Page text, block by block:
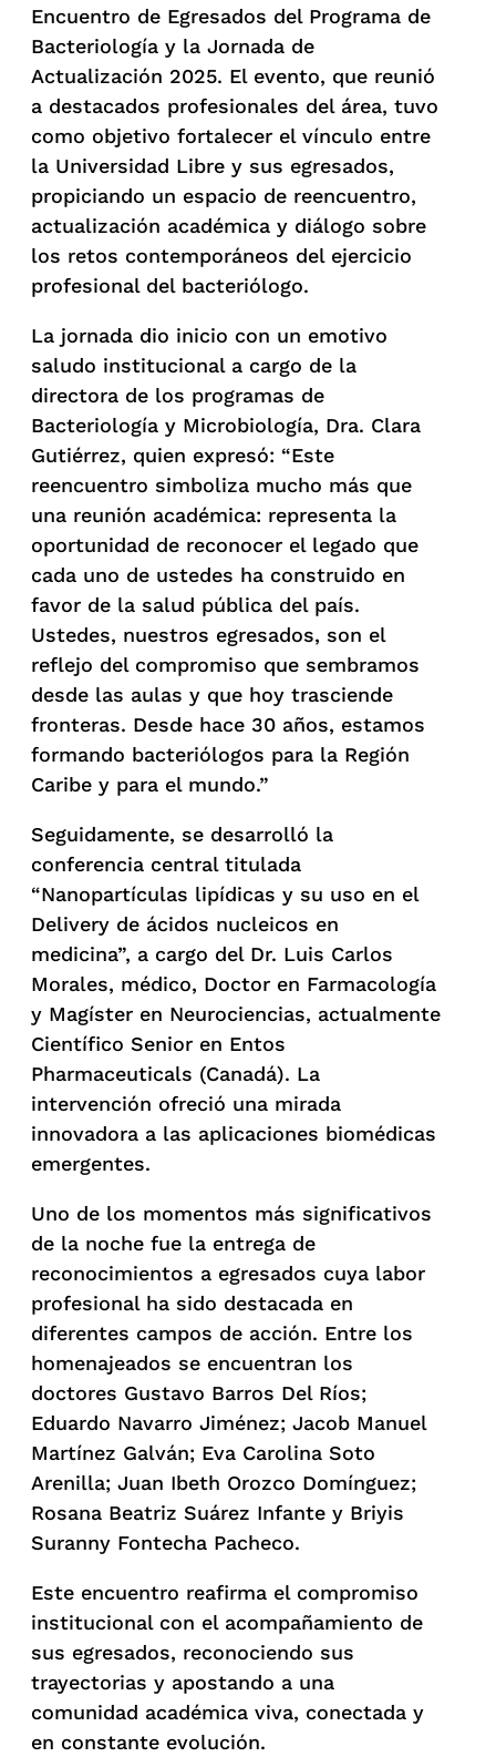
Encuentro de Egresados del Programa de
Bacteriología y la Jornada de
Actualización 2025. El evento, que reunió
a destacados profesionales del área, tuvo
como objetivo fortalecer el vínculo entre
la Universidad Libre y sus egresados,
propiciando un espacio de reencuentro,
actualización académica y diálogo sobre
los retos contemporáneos del ejercicio
profesional del bacteriólogo.
La jornada dio inicio con un emotivo
saludo institucional a cargo de la
directora de los programas de
Bacteriología y Microbiología, Dra. Clara
Gutiérrez, quien expresó: “Este
reencuentro simboliza mucho más que
una reunión académica: representa la
oportunidad de reconocer el legado que
cada uno de ustedes ha construido en
favor de la salud pública del país.
Ustedes, nuestros egresados, son el
reflejo del compromiso que sembramos
desde las aulas y que hoy trasciende
fronteras. Desde hace 30 años, estamos
formando bacteriólogos para la Región
Caribe y para el mundo.”
Seguidamente, se desarrolló la
conferencia central titulada
“Nanopartículas lipídicas y su uso en el
Delivery de ácidos nucleicos en
medicina”, a cargo del Dr. Luis Carlos
Morales, médico, Doctor en Farmacología
y Magíster en Neurociencias, actualmente
Científico Senior en Entos
Pharmaceuticals (Canadá). La
intervención ofreció una mirada
innovadora a las aplicaciones biomédicas
emergentes.
Uno de los momentos más significativos
de la noche fue la entrega de
reconocimientos a egresados cuya labor
profesional ha sido destacada en
diferentes campos de acción. Entre los
homenajeados se encuentran los
doctores Gustavo Barros Del Ríos;
Eduardo Navarro Jiménez; Jacob Manuel
Martínez Galván; Eva Carolina Soto
Arenilla; Juan Ibeth Orozco Domínguez;
Rosana Beatriz Suárez Infante y Briyis
Suranny Fontecha Pacheco.
Este encuentro reafirma el compromiso
institucional con el acompañamiento de
sus egresados, reconociendo sus
trayectorias y apostando a una
comunidad académica viva, conectada y
en constante evolución.